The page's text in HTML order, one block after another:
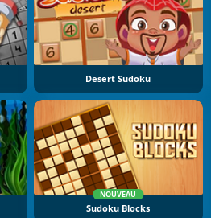
Desert Sudoku
NOUVEAU
Sudoku Blocks